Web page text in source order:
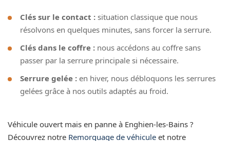
Clés sur le contact : situation classique que nous
résolvons en quelques minutes, sans forcer la serrure.
Clés dans le coffre : nous accédons au coffre sans
passer par la serrure principale si nécessaire.
Serrure gelée : en hiver, nous débloquons les serrures
gelées grâce à nos outils adaptés au froid.
Véhicule ouvert mais en panne à Enghien-les-Bains ?
Découvrez notre Remorquage de véhicule et notre